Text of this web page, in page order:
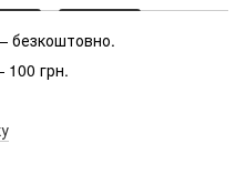
безкоштовно.
100 грн.